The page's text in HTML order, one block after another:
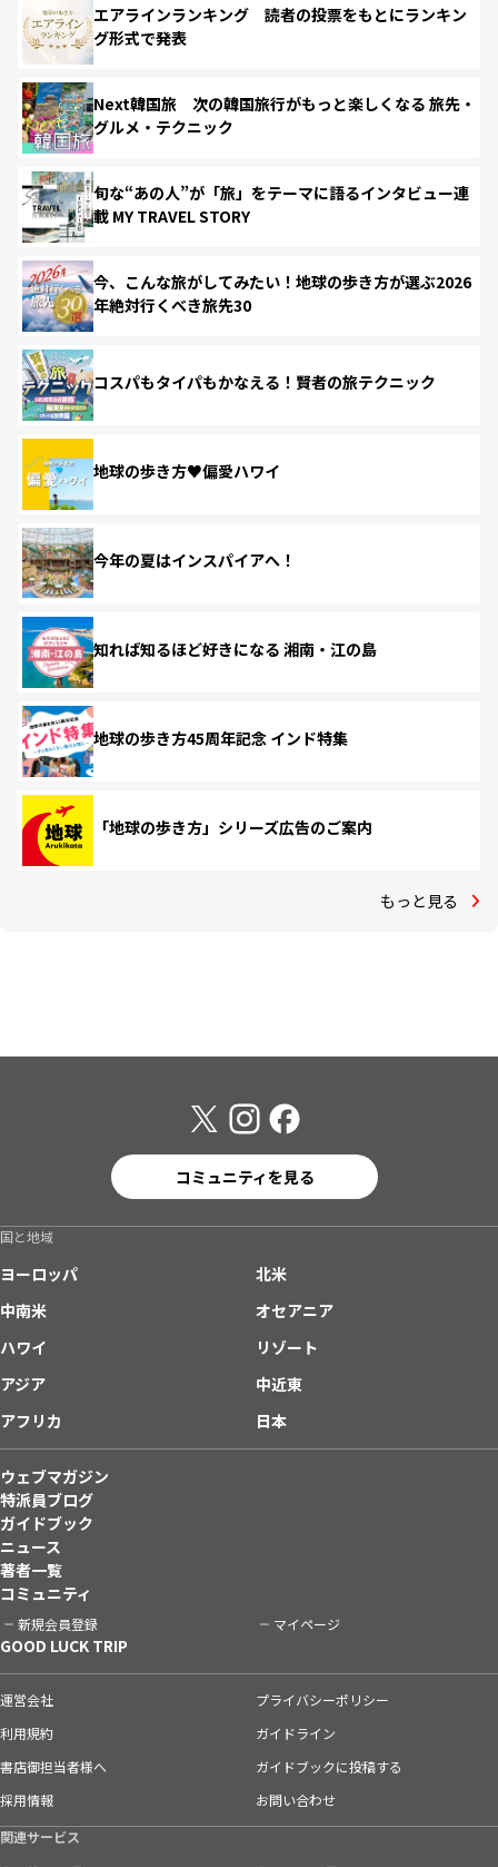
エアラインランキング 読者の投票をもとにランキン
グ形式で発表
Next韓国旅 次の韓国旅行がもっと楽しくなる 旅先・
グルメ・テクニック
旬な“あの人”が「旅」をテーマに語るインタビュー連
載 MY TRAVEL STORY
今、こんな旅がしてみたい！地球の歩き方が選ぶ2026
年絶対行くべき旅先30
コスパもタイパもかなえる！賢者の旅テクニック
地球の歩き方♥偏愛ハワイ
今年の夏はインスパイアへ！
知れば知るほど好きになる 湘南・江の島
地球の歩き方45周年記念 インド特集
「地球の歩き方」シリーズ広告のご案内
もっと見る
コミュニティを見る
国と地域
ヨーロッパ
北米
中南米
オセアニア
ハワイ
リゾート
アジア
中近東
アフリカ
日本
ウェブマガジン
特派員ブログ
ガイドブック
ニュース
著者一覧
コミュニティ
新規会員登録 マイページ
GOOD LUCK TRIP
運営会社
プライバシーポリシー
利用規約
ガイドライン
書店御担当者様へ
ガイドブックに投稿する
採用情報
お問い合わせ
関連サービス